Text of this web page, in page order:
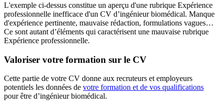
L'exemple ci-dessus constitue un aperçu d'une rubrique Expérience
professionnelle inefficace d'un CV d’ingénieur biomédical. Manque
d'expérience pertinente, mauvaise rédaction, formulations vagues…
Ce sont autant d’éléments qui caractérisent une mauvaise rubrique
Expérience professionnelle.
Valoriser votre formation sur le CV
Cette partie de votre CV donne aux recruteurs et employeurs
potentiels les données de votre formation et de vos qualifications
pour être d’ingénieur biomédical.